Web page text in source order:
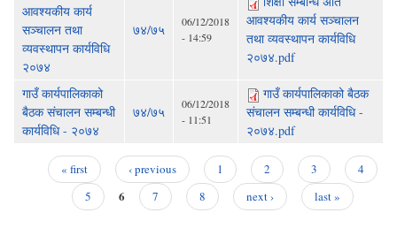
आवश्यकीय कार्य
सञ्चालन तथा
व्यवस्थापन कार्यविधि
२०७४
७४/७५
06/12/2018
- 14:59
आवश्यकीय कार्य सञ्चालन
तथा व्यवस्थापन कार्यविधि
२०७४.pdf
गाउँ कार्यपालिकाको
बैठक संचालन सम्बन्धी
कार्यविधि - २०७४
७४/७५
06/12/2018
- 11:51
गाउँ कार्यपालिकाको बैठक
संचालन सम्बन्धी कार्यविधि -
२०७४.pdf
« first ‹ previous 1 2 3
4
5
6 7 8 next › last »